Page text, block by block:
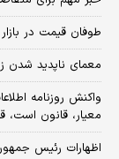
طوفان قیمت در
معمای ناپدید شدن زن ۴۵ ساله در تهران کشف شد+
واکنش روزنامه
معیار، قانون است،
اظهارات رئیس